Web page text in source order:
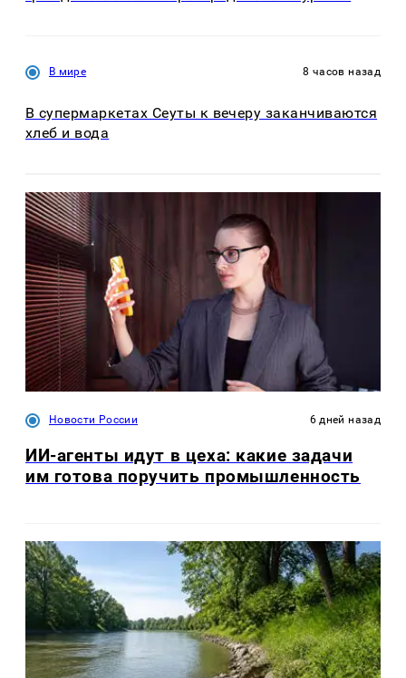
В мире 8 часов назад
В супермаркетах Сеуты к вечеру заканчиваются
хлеб и вода
Новости России 6 дней назад
ИИ-агенты идут в цеха: какие задачи
им готова поручить промышленность